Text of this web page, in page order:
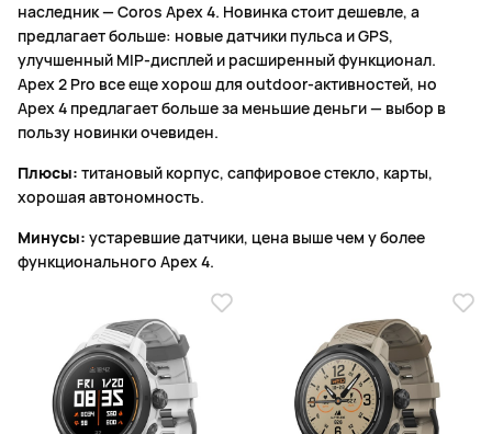
наследник — Coros Apex 4. Новинка стоит дешевле, а
предлагает больше: новые датчики пульса и GPS,
улучшенный MIP-дисплей и расширенный функционал.
Apex 2 Pro все еще хорош для outdoor-активностей, но
Apex 4 предлагает больше за меньшие деньги — выбор в
пользу новинки очевиден.
Плюсы: титановый корпус, сапфировое стекло, карты,
хорошая автономность.
Минусы: устаревшие датчики, цена выше чем у более
функционального Apex 4.